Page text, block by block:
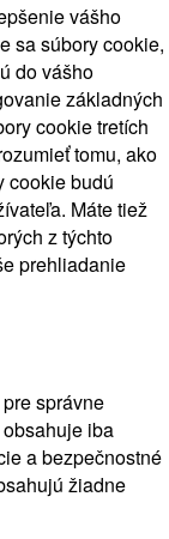
vášho
sa súbory cookie,
do vášho
základných
cookie tretích
tomu, ako
cookie budú
Máte tiež
z týchto
prehliadanie
správne
iba
a bezpečnostné
žiadne